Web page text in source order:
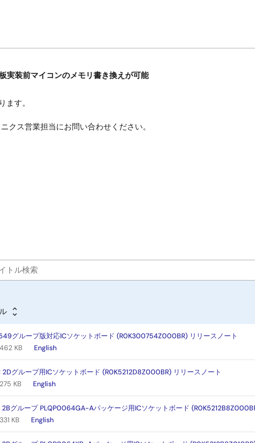
実装前マイコンのメモリ書き換えが可能
す。
クス営業担当にお問い合わせください。
グループ版対応ICソケットボード (R0K300754Z000BR) リリースノート
462 KB English
2Dグループ用ICソケットボード (R0K5212D8Z000BR) リリースノート
275 KB English
2Bグループ PLQP0064GA-Aパッケージ用ICソケットボード
331 KB English